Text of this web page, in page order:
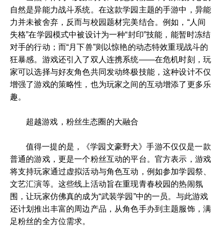
自然是异能力战斗系统。在这款学园主题的手游中，异能
力并未被舍弃，反而与校园题材完美结合。例如，“人间
失格”在学园模式中被设计为一种“封印”技能，能暂时冻结
对手的行动；而“月下兽”则以惊艳的动态特效重现战斗的
狂暴感。游戏还引入了双人连携系统——在危机时刻，玩
家可以选择与好友角色共同发动终极技能，这种设计不仅
增强了游戏的策略性，也为玩家之间的互动增添了更多乐
趣。
超越游戏，粉丝生态圈的大融合
值得一提的是，《学园文豪野犬》手游不仅仅是一款
普通的游戏，更是一个粉丝互动的平台。官方表示，游戏
将支持玩家通过虚拟活动与角色互动，例如参加学园祭、
文艺汇演等。这些线上活动旨在重现青春校园的热闹氛
围，让玩家仿佛真的成为“武装学园”中的一员。与此游戏
还计划推出丰富的周边产品，从角色手办到主题服饰，满
足粉丝的全方位需求。